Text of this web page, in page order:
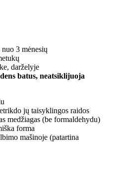
3 mėnesių
darželyje
batus, neatsiklijuoja
jų taisyklingos raidos
medžiagas (be formaldehydu)
forma
mašinoje (patartina